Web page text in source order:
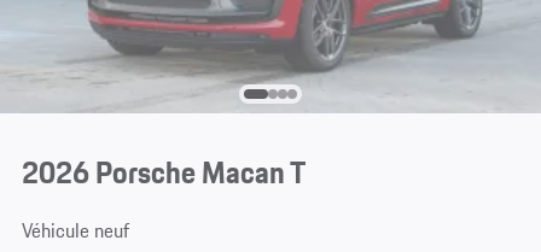
2026 Porsche Macan T
Véhicule neuf